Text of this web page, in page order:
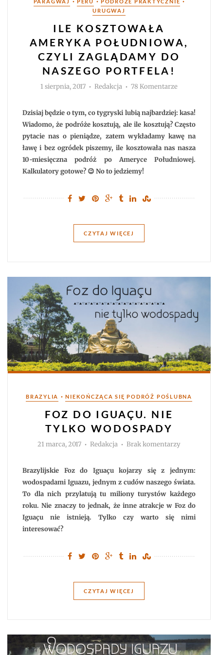
URUGWAJ
ILE KOSZTOWAŁA
AMERYKA POŁUDNIOWA,
CZYLI ZAGLĄDAMY DO
NASZEGO PORTFELA!
1 sierpnia, 2017 Autor
Redakcja 78 Komentarzedo
Południowa,
czyli
zaglądamy
do
naszego
portfela!
Dzisiaj będzie o tym, co tygryski lubią najbardziej: kasa!
Wiadomo, że podróże kosztują, ale ile kosztują? Często
pytacie nas o pieniądze, zatem wykładamy kawę na
ławę i bez ogródek piszemy, ile kosztowała nas nasza
10-miesięczna podróż po Ameryce Południowej.
Kalkulatory gotowe? 😉 No to jedziemy!
CZYTAJ WIĘCEJ
Kategorie
BRAZYLIA • NIEKOŃCZĄCA SIĘ PODRÓŻ POŚLUBNA
FOZ DO IGUAÇU. NIE
TYLKO WODOSPADY
21 marca, 2017 Autor
Redakcja Brak komentarzydo
Nie
tylko
wodospady
Brazylijskie Foz do Iguaçu kojarzy się z jednym:
wodospadami Iguazu, jednym z cudów naszego świata.
To dla nich przylatują tu miliony turystów każdego
roku. Nie znaczy to jednak, że inne atrakcje w Foz do
Iguaçu nie istnieją. Tylko czy warto się nimi
interesować?
CZYTAJ WIĘCEJ